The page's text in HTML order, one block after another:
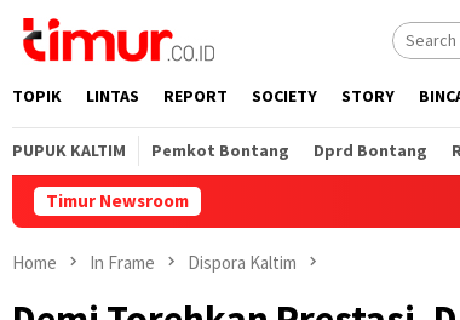
content
TOPIK LINTAS REPORT SOCIETY STORY
PUPUK KALTIM Pemkot Bontang Dprd Bontang
Timur Newsroom
Home In Frame Dispora Kaltim